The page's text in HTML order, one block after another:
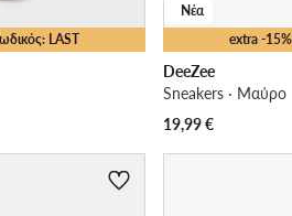
LAST extra -
Νέα
DeeZee
Sneakers · Μαύρο
19,99€